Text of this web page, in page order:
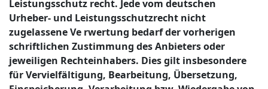
Leistungsschutz recht. Jede vom deutschen
Urheber- und Leistungsschutzrecht nicht
zugelassene Ve rwertung bedarf der vorherigen
schriftlichen Zustimmung des Anbieters oder
jeweiligen Rechteinhabers. Dies gilt insbesondere
für Vervielfältigung, Bearbeitung, Übersetzung,